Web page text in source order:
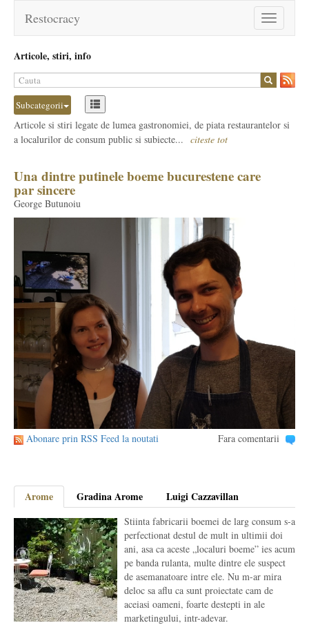
Toggle
navigation
Restocracy
Articole, stiri, info
Subcategorii
Articole si stiri legate de lumea gastronomiei, de piata restaurantelor si
a localurilor de consum public si subiecte... citeste tot
Una dintre putinele boeme bucurestene care
par sincere
George Butunoiu
Abonare prin RSS Feed la noutati Fara comentarii
Arome Gradina Arome Luigi Cazzavillan
Stiinta fabricarii boemei de larg consum s-a
perfectionat destul de mult in ultimii doi
ani, asa ca aceste „localuri boeme” ies acum
pe banda rulanta, multe dintre ele suspect
de asemanatoare intre ele. Nu m-ar mira
deloc sa aflu ca sunt proiectate cam de
aceiasi oameni, foarte destepti in ale
marketingului, intr-adevar.